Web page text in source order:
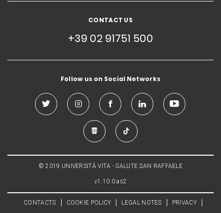
CONTACT US
+39 02 91751 500
Follow us on Social Networks
© 2019 UNIVERSITÀ VITA - SALUTE SAN RAFFAELE
v1.10.0.as2
CONTACTS COOKIE POLICY LEGAL NOTES PRIVACY